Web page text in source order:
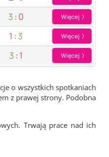
3 : 0 Więcej
1 : 3 Więcej
3 : 1 Więcej
o wszystkich spotkaniach
z prawej strony. Podobna
Trwają prace nad ich